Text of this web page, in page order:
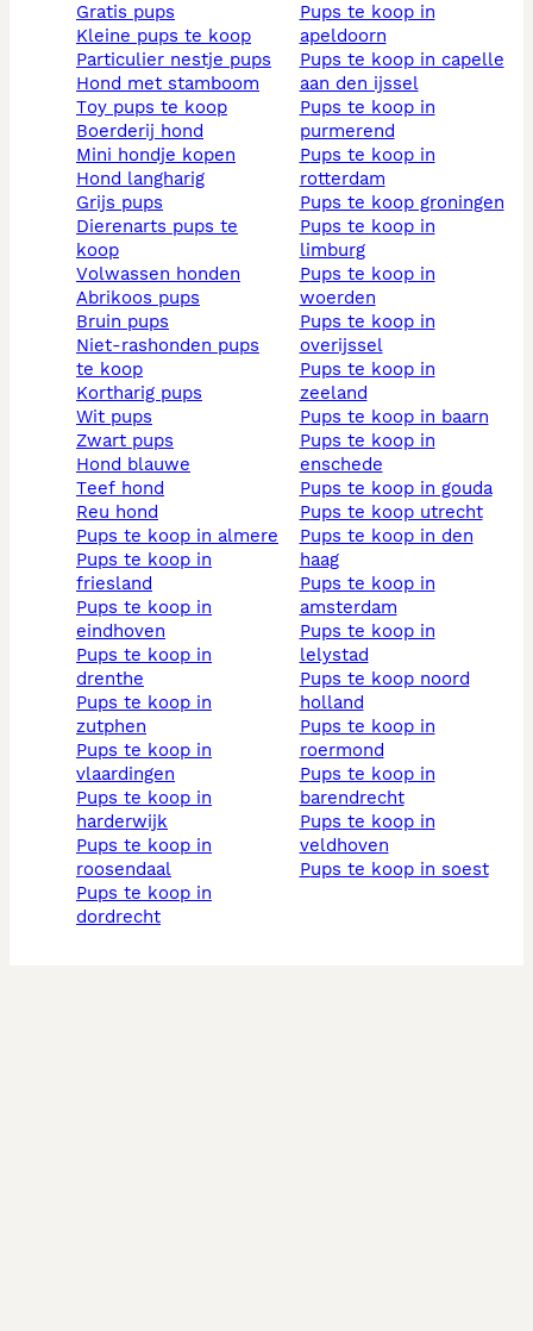
gratis pups
kleine pups te koop
particulier nestje pups
hond met stamboom
toy pups te koop
boerderij hond
mini hondje kopen
hond langharig
grijs pups
dierenarts pups te
koop
volwassen honden
abrikoos pups
bruin pups
niet-rashonden pups
te koop
kortharig pups
wit pups
zwart pups
hond blauwe
teef hond
reu hond
pups te koop in almere
pups te koop in
friesland
pups te koop in
eindhoven
pups te koop in
drenthe
pups te koop in
zutphen
pups te koop in
vlaardingen
pups te koop in
harderwijk
pups te koop in
roosendaal
pups te koop in
dordrecht
pups te koop in
apeldoorn
pups te koop in capelle
aan den ijssel
pups te koop in
purmerend
pups te koop in
rotterdam
pups te koop groningen
pups te koop in
limburg
pups te koop in
woerden
pups te koop in
overijssel
pups te koop in
zeeland
pups te koop in baarn
pups te koop in
enschede
pups te koop in gouda
pups te koop utrecht
pups te koop in den
haag
pups te koop in
amsterdam
pups te koop in
lelystad
pups te koop noord
holland
pups te koop in
roermond
pups te koop in
barendrecht
pups te koop in
veldhoven
pups te koop in soest